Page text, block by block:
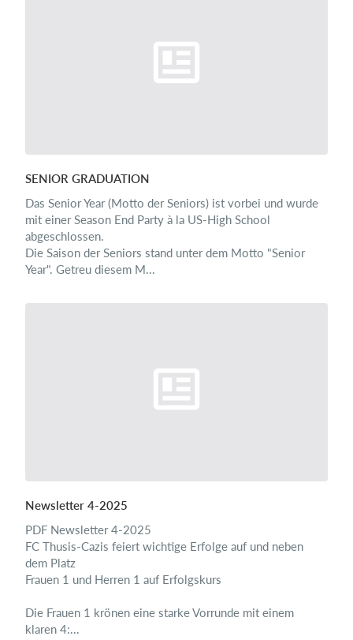
SENIOR GRADUATION
Das Senior Year (Motto der Seniors) ist vorbei und wurde
mit einer Season End Party à la US-High School
abgeschlossen.
Die Saison der Seniors stand unter dem Motto "Senior
Year". Getreu diesem M...
​Newsletter 4-2025
PDF Newsletter 4-2025
FC Thusis-Cazis feiert wichtige Erfolge auf und neben
dem Platz
Frauen 1 und Herren 1 auf Erfolgskurs
Die Frauen 1 krönen eine starke Vorrunde mit einem
klaren 4:...